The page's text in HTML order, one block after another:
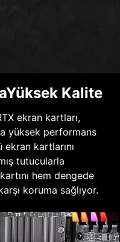
Kalite
ekran kartları,
yüksek performans
kartlarını
tutucularla
hem dengede
koruma sağlıyor.